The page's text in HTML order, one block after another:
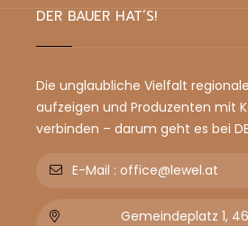
DER BAUER HAT’S!
Die unglaubliche Vielfalt
aufzeigen und Produzenten mit
verbinden – darum geht es bei DER
E-Mail : office@lewel.at
Gemeindeplatz 1,